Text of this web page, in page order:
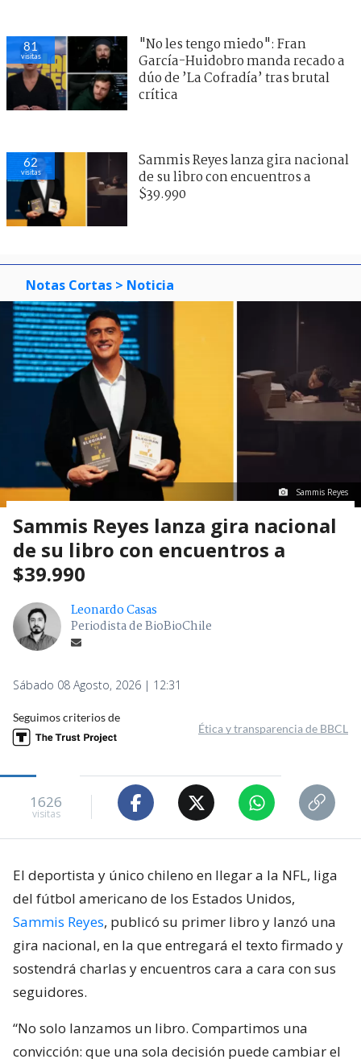
81
visitas
"No les tengo miedo": Fran
García-Huidobro manda recado a
dúo de ’La Cofradía’ tras brutal
crítica
62
visitas
Sammis Reyes lanza gira nacional
de su libro con encuentros a
$39.990
Notas Cortas > Noticia
Sammis Reyes
Sammis Reyes lanza gira nacional
de su libro con encuentros a
$39.990
Leonardo Casas
Periodista de BioBioChile
Sábado 08 Agosto, 2026 | 12:31
Seguimos criterios de
Ética y transparencia de BBCL
1626
visitas
El deportista y único chileno en llegar a la NFL, liga
del fútbol americano de los Estados Unidos,
Sammis Reyes, publicó su primer libro y lanzó una
gira nacional, en la que entregará el texto firmado y
sostendrá charlas y encuentros cara a cara con sus
seguidores.
“No solo lanzamos un libro. Compartimos una
convicción: que una sola decisión puede cambiar el